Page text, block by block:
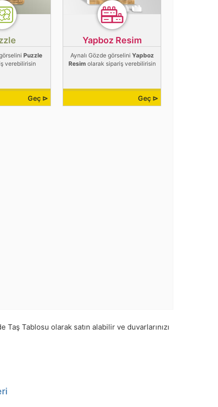
Puzzle
verebilirisin
Geç ⊳
Yapboz Resim
Aynalı Gözde görselini Yapboz
Resimolarak sipariş verebilirisin
Geç ⊳
Tablosu olarak satın alabilir ve duvarlarınızı